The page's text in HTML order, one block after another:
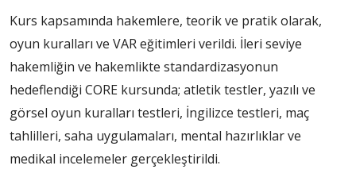
Kurs kapsamında hakemlere, teorik ve pratik olarak,
oyun kuralları ve VAR eğitimleri verildi. İleri seviye
hakemliğin ve hakemlikte standardizasyonun
hedeflendiği CORE kursunda; atletik testler, yazılı ve
görsel oyun kuralları testleri, İngilizce testleri, maç
tahlilleri, saha uygulamaları, mental hazırlıklar ve
medikal incelemeler gerçekleştirildi.